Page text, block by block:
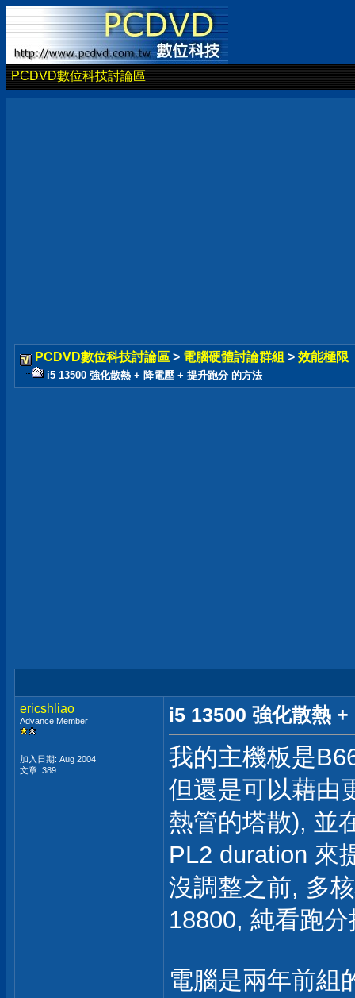
PCDVD數位科技討論區
PCDVD數位科技討論區 > 電腦硬體討論群組 > 效能極限
i5 13500 強化散熱 + 降電壓 + 提升跑分 的方法
ericshliao
Advance Member
加入日期: Aug 2004
文章: 389
i5 13500 強化散熱
我的主機板是
但還是可以藉由
熱管的塔散), 並
PL2 duration 來
沒調整之前, 多
18800, 純看跑
電腦是兩年前組